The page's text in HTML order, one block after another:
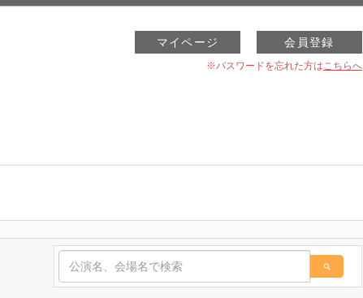
マイページ 会員登録
※パスワードを忘れた方はこちらへ